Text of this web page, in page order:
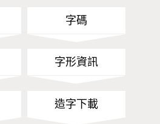
字碼
字形資訊
造字下載